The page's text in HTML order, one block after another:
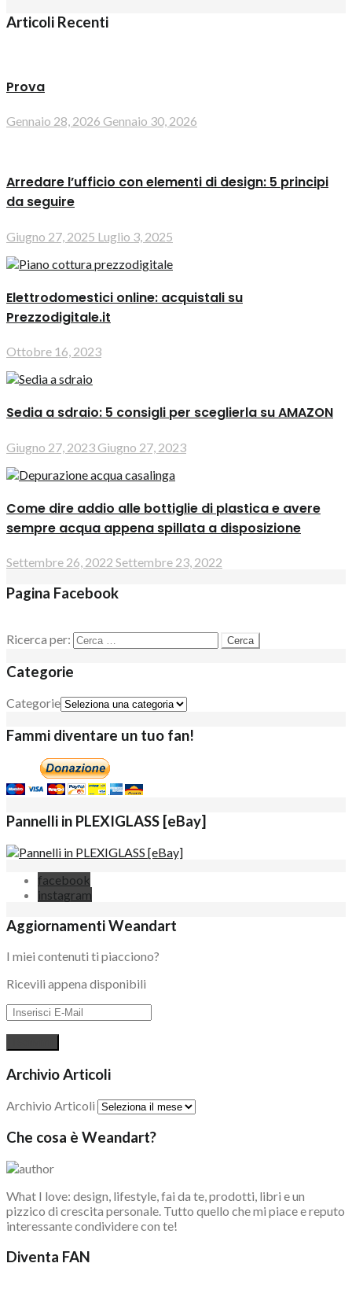
Articoli Recenti
Prova
Gennaio 28, 2026 Gennaio 30, 2026
Arredare l’ufficio con elementi di design: 5 principi
da seguire
Giugno 27, 2025 Luglio 3, 2025
Elettrodomestici online: acquistali su
Prezzodigitale.it
Ottobre 16, 2023
Sedia a sdraio: 5 consigli per sceglierla su AMAZON
Giugno 27, 2023Giugno 27, 2023
Come dire addio alle bottiglie di plastica e avere
sempre acqua appena spillata a disposizione
Settembre 26, 2022 Settembre 23, 2022
Pagina Facebook
Ricerca per:
Categorie
Categorie
Fammi diventare un tuo fan!
Pannelli in PLEXIGLASS [eBay]
facebook
instagram
Aggiornamenti Weandart
I miei contenuti ti piacciono?
Ricevili appena disponibili
Archivio Articoli
Archivio Articoli
Che cosa è Weandart?
What I love: design, lifestyle, fai da te, prodotti, libri e un
pizzico di crescita personale. Tutto quello che mi piace e reputo
interessante condividere con te!
Diventa FAN